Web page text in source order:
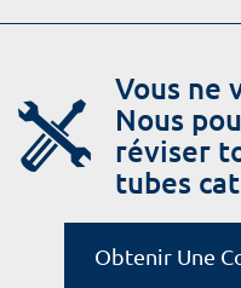
Vous ne
Nous
réviser
tubes
Obtenir Une